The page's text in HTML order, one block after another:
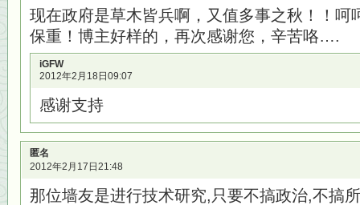
现在政府是草木皆兵啊，又值多事之秋！！呵
保重！博主好样的，再次感谢您，辛苦咯….
iGFW
2012年2月18日09:07
感谢支持
匿名
2012年2月17日21:48
那位墙友是进行技术研究,只要不搞政治,不搞